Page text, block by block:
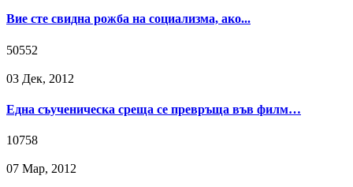
Вие сте свидна рожба на социализма, ако...
50552
03 Дек, 2012
Една съученическа среща се превръща във филм…
10758
07 Мар, 2012